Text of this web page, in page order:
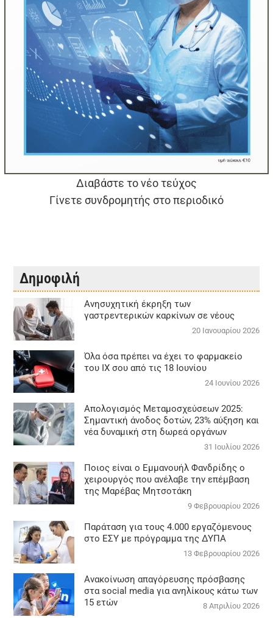
Διαβάστε το νέο τεύχος
Γίνετε συνδρομητής στο περιοδικό
Δημοφιλή
Aνησυχητική έκρηξη των
γαστρεντερικών καρκίνων σε νέους
20 Ιανουαρίου 2026
Όλα όσα πρέπει να έχει το φαρμακείο
του ΙΧ σου από τις 18 Ιουνίου
24 Ιουνίου 2026
Απολογισμός Μεταμοσχεύσεων 2025:
Σημαντική άνοδος δοτών, 23% αύξηση και
νέα δυναμική στη δωρεά οργάνων
31 Ιουλίου 2026
Ποιος είναι ο Εμμανουήλ Φανδρίδης ο
χειρουργός που ανέλαβε την επέμβαση
της Μαρέβας Μητσοτάκη
9 Φεβρουαρίου 2026
Παράταση για τους 4.000 εργαζόμενους
στο ΕΣΥ με πρόγραμμα της ΔΥΠΑ
13 Φεβρουαρίου 2026
Ανακοίνωση απαγόρευσης πρόσβασης
στα social media για ανηλίκους κάτω των
15 ετών
8 Απριλίου 2026